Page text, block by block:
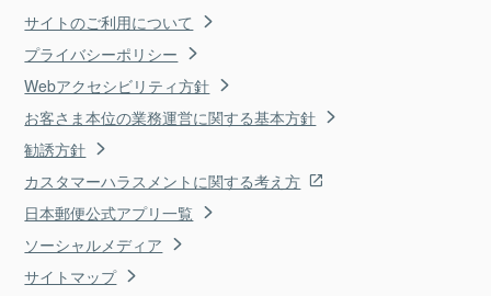
サイトのご利用について
プライバシーポリシー
Webアクセシビリティ方針
お客さま本位の業務運営に関する基本方針
勧誘方針
カスタマーハラスメントに関する考え方
日本郵便公式アプリ一覧
ソーシャルメディア
サイトマップ